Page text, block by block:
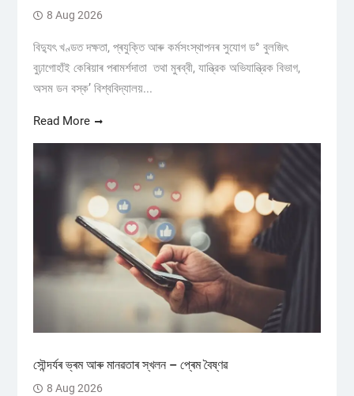
8 Aug 2026
বিদ্যুৎ খণ্ডত দক্ষতা, প্ৰযুক্তি আৰু কৰ্মসংস্থাপনৰ সুযোগ ড° বুলজিৎ
বুঢ়াগোহাঁই কেৰিয়াৰ পৰামৰ্শদাতা তথা মুৰব্বী, যান্ত্রিক অভিযান্ত্রিক বিভাগ,
অসম ডন বস্ক’ বিশ্ববিদ্যালয়...
Read More
সৌন্দৰ্যৰ ভ্ৰম আৰু মানৱতাৰ স্খলন – প্ৰেম বৈষ্ণৱ
8 Aug 2026